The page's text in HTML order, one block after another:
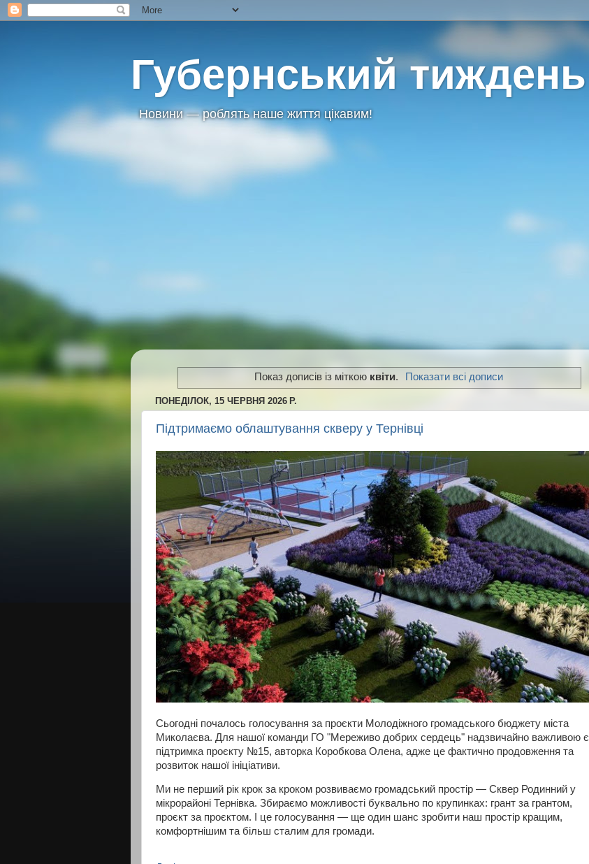
Губернський тиждень
Новини — роблять наше життя цікавим!
Показ дописів із міткою квіти. Показати всі дописи
ПОНЕДІЛОК, 15 ЧЕРВНЯ 2026 Р.
Підтримаємо облаштування скверу у Тернівці
Сьогодні почалось голосування за проєкти Молодіжного громадського бюджету міста
Миколаєва. Для нашої команди ГО "Мереживо добрих сердець" надзвичайно важливою є
підтримка проєкту №15, авторка Коробкова Олена, адже це фактично продовження та
розвиток нашої ініціативи.
Ми не перший рік крок за кроком розвиваємо громадський простір — Сквер Родинний у
мікрорайоні Тернівка. Збираємо можливості буквально по крупинках: грант за грантом,
проєкт за проєктом. І це голосування — ще один шанс зробити наш простір кращим,
комфортнішим та більш сталим для громади.